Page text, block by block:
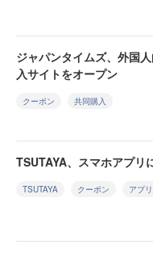
ジャパンタイムズ、外国
入サイトをオープン
クーポン 共同購入
TSUTAYA、スマホアプリ
TSUTAYA クーポン アプリ